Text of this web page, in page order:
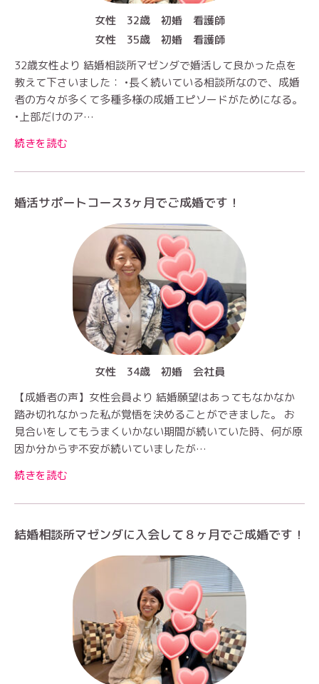
女性 32歳 初婚 看護師
女性 35歳 初婚 看護師
32歳女性より 結婚相談所マゼンダで婚活して良かった点を
教えて下さいました： •長く続いている相談所なので、成婚
者の方々が多くて多種多様の成婚エピソードがためになる。
•上部だけのア…
続きを読む
婚活サポートコース3ヶ月でご成婚です！
女性 34歳 初婚 会社員
【成婚者の声】女性会員より 結婚願望はあってもなかなか
踏み切れなかった私が覚悟を決めることができました。 お
見合いをしてもうまくいかない期間が続いていた時、何が原
因か分からず不安が続いていましたが…
続きを読む
結婚相談所マゼンダに入会して８ヶ月でご成婚です！